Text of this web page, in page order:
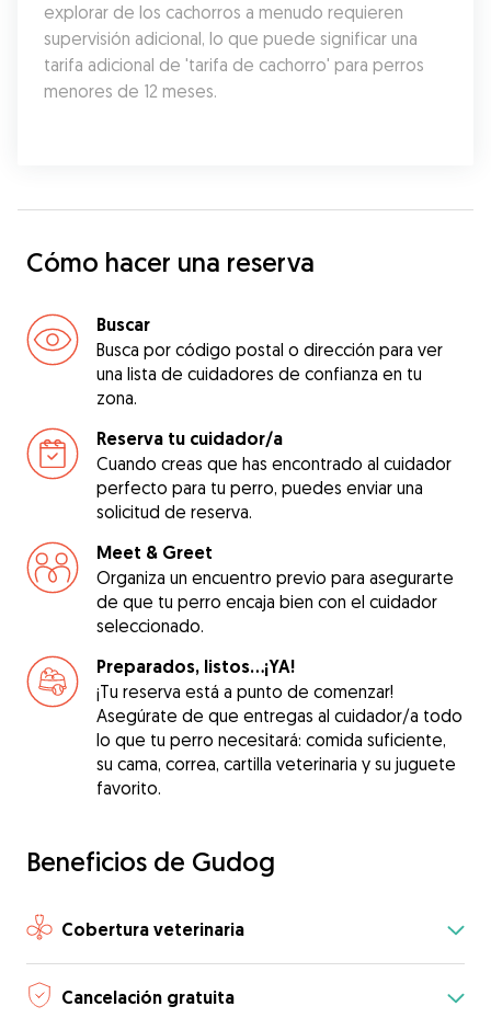
explorar de los cachorros a menudo requieren
supervisión adicional, lo que puede significar una
tarifa adicional de 'tarifa de cachorro' para perros
menores de 12 meses.
Cómo hacer una reserva
Buscar
Busca por código postal o dirección para ver
una lista de cuidadores de confianza en tu
zona.
Reserva tu cuidador/a
Cuando creas que has encontrado al cuidador
perfecto para tu perro, puedes enviar una
solicitud de reserva.
Meet & Greet
Organiza un encuentro previo para asegurarte
de que tu perro encaja bien con el cuidador
seleccionado.
Preparados, listos...¡YA!
¡Tu reserva está a punto de comenzar!
Asegúrate de que entregas al cuidador/a todo
lo que tu perro necesitará: comida suficiente,
su cama, correa, cartilla veterinaria y su juguete
favorito.
Beneficios de Gudog
Cobertura veterinaria
Cancelación gratuita